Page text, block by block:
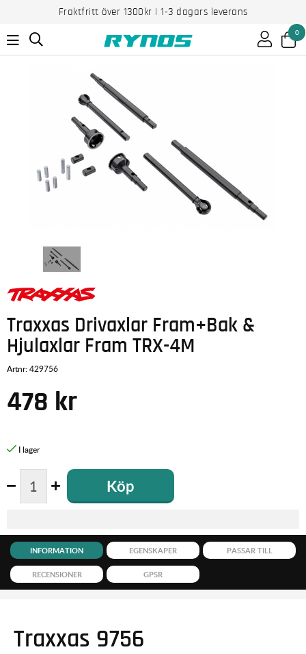
Fraktfritt över 1300kr | 1-3 dagars leverans
0
Traxxas Drivaxlar Fram+Bak &
Hjulaxlar Fram TRX-4M
Artnr:429756
478 kr
Köp
INFORMATION EGENSKAPER PASSAR TILL
RECENSIONER GPSR
Traxxas 9756